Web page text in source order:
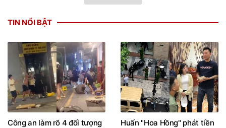
TIN NỔI BẬT
Công an làm rõ 4 đối tượng
Huấn "Hoa Hồng" phát tiền